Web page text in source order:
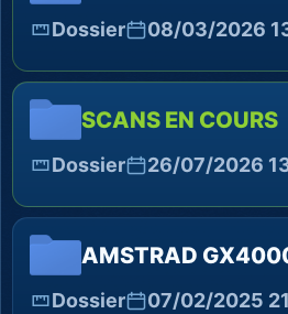
Dossier 08/03/2026
SCANS EN COURS
Dossier 26/07/2026
AMSTRAD
Dossier 07/02/2025